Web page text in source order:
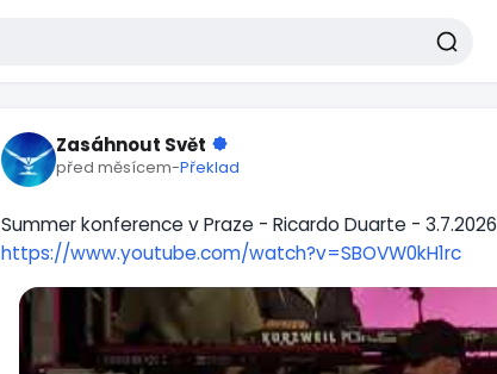
Zasáhnout Svět
před měsícem-Překlad
Summer konference v Praze - Ricardo Duarte - 3.7.2026
https://www.youtube.com/watch?v=SBOVW0kH1rc